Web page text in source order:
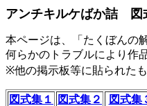
アンチキルケばか詰 図
本ページは、「たくぼんの
何らかのトラブルにより作
※他の掲示板等に貼られた
図式集１ 図式集２ 図式集